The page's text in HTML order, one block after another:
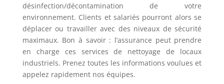
désinfection/décontamination de votre
environnement. Clients et salariés pourront alors se
déplacer ou travailler avec des niveaux de sécurité
maximaux. Bon à savoir : l’assurance peut prendre
en charge ces services de nettoyage de locaux
industriels. Prenez toutes les informations voulues et
appelez rapidement nos équipes.